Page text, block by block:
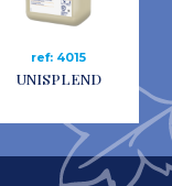
ref: 4015
UNISPLEND